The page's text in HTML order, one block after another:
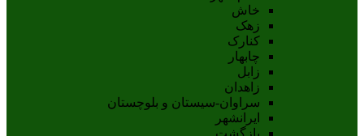
خاش
زهک
کنارک
چابهار
زابل
زاهدان
سراوان-سيستان و بلوچستان
ايرانشهر
بازگشت